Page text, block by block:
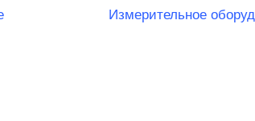
Измерительное